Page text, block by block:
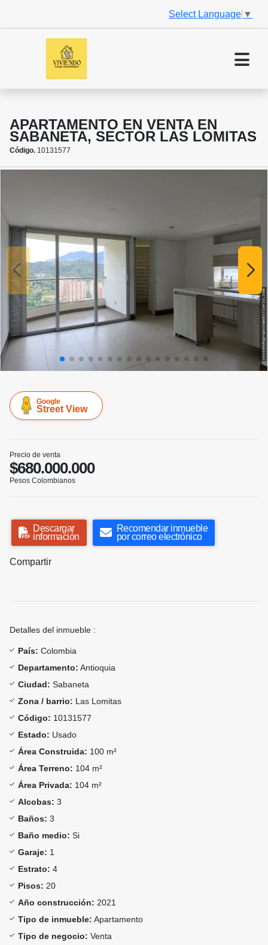
Select Language ▼
APARTAMENTO EN VENTA EN
SABANETA, SECTOR LAS LOMITAS
Código. 10131577
Google
Street View
Precio de venta
$680.000.000
Pesos Colombianos
Descargar
información
Recomendar inmueble
por correo electrónico
Compartir
Detalles del inmueble :
País: Colombia
Departamento: Antioquia
Ciudad: Sabaneta
Zona / barrio: Las Lomitas
Código: 10131577
Estado: Usado
Área Construida: 100 m²
Área Terreno: 104 m²
Área Privada: 104 m²
Alcobas: 3
Baños: 3
Baño medio: Si
Garaje: 1
Estrato: 4
Pisos: 20
Año construcción: 2021
Tipo de inmueble: Apartamento
Tipo de negocio: Venta